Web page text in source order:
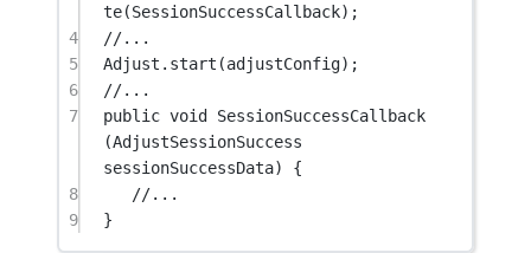
te(SessionSuccessCallback);
4
//...
5
Adjust. start (adjustConfig);
6
//...
7
public void SessionSuccessCallback
(AdjustSessionSuccess
sessionSuccessData) {
8
//...
9
}